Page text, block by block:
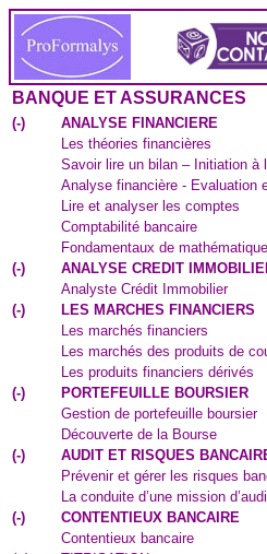
BANQUE ET ASSURANCES
(-)
ANALYSE FINANCIERE
Les théories financières
Savoir lire un bilan – Initiation à
Analyse financière - Evaluation
Lire et analyser les comptes
Comptabilité bancaire
Fondamentaux de
(-)
ANALYSE CREDIT
Analyste Crédit Immobilier
(-)
LES MARCHES FINANCIERS
Les marchés financiers
Les marchés des produits de
Les produits financiers dérivés
(-)
PORTEFEUILLE BOURSIER
Gestion de portefeuille boursier
Découverte de la Bourse
(-)
AUDIT ET RISQUES
Prévenir et gérer les risques
La conduite d’une mission
(-)
CONTENTIEUX BANCAIRE
Contentieux bancaire